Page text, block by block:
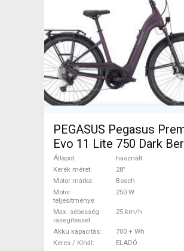
PEGASUS Pegasus
Evo 11 Lite 750 Dark
Elektromos Trekking/
25 km/h Bosch 700 + Wh
használt ELADÓ
Állapot
használt
Kerék méret
28"
Motor márka
Bosch
Motor
teljesítménye
250 W
Max. sebesség
rásegítéssel
25 km/h
Akku kapacitás
700 + Wh
Keres / Kínál
ELADÓ